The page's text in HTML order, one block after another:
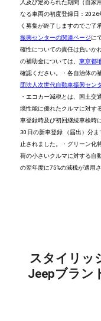
入及び定められた期間（自家
なる車両の初度登録日：2026
く募集が終了しますのでご了
振興センターの関連ページに
確性についての責任は負いか
の補助金については、東京都
確認ください。
・各自治体の
団法人次世代自動車振興セン
・エコカー減税とは、国土
境性能に優れたクルマに対す
車登録時及び初回継続車検時
30日の新車登録 （届出）分ま
止されました。
・グリーン化
荷の小さいクルマに対する自
の翌年度に75%の減税が適用さ
スタイリッ
Jeepブラン